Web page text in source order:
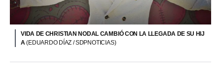
VIDA DE CHRISTIAN NODAL CAMBIÓ CON LA LLEGADA DE SU HIJ
A(EDUARDO DÍAZ / SDPNOTICIAS)